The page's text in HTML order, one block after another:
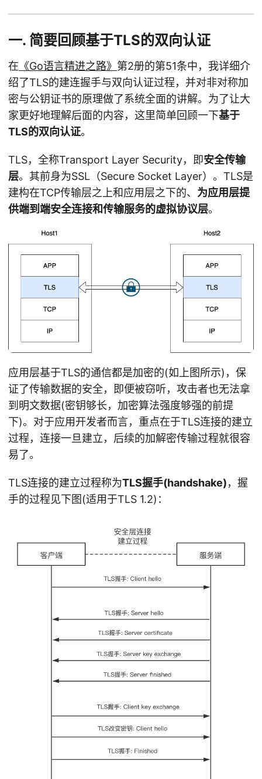
一. 简要回顾基于TLS的双向认证
在 《Go语言精进之路》 第2册的第51条中，我详细介
绍了TLS的建连握手与双向认证过程，并对非对称加
密与公钥证书的原理做了系统全面的讲解。为了让大
家更好地理解后面的内容，这里简单回顾一下基于
TLS的双向认证。
TLS，全称Transport Layer Security，即安全传输
层。其前身为SSL（Secure Socket Layer）。TLS是
建构在TCP传输层之上和应用层之下的、 为应用层提
供端到端安全连接和传输服务的虚拟协议层。
应用层基于TLS的通信都是加密的(如上图所示)，保
证了传输数据的安全，即便被窃听，攻击者也无法拿
到明文数据(密钥够长，加密算法强度够强的前提
下)。对于应用开发者而言，重点在于TLS连接的建立
过程，连接一旦建立，后续的加解密传输过程就很容
易了。
TLS连接的建立过程称为TLS握手(handshake)，握
手的过程见下图(适用于TLS 1.2)：